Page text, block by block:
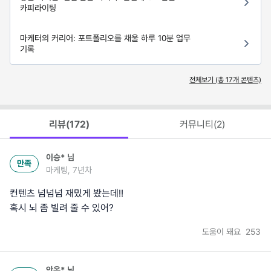
카피라이팅
마케터의 커리어: 포트폴리오를 채울 하루 10분 업무
기록
전체보기 (총 17개 콘텐츠)
리뷰(172) 커뮤니티(2)
만족
이승* 님
마케팅, 7년차
컨텐츠 넘넘넘 재밌게 봤는데!!
혹시 뇌 좀 빌려 줄 수 있어?
도움이 돼요 253